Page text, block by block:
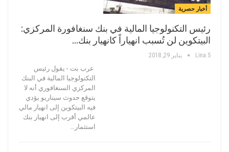
أخبار حصرية
رئيس التكنولوجيا المالية في بنك سنغافورة المركزي:
البيتكوين لن تُسبب انهياراً كانهيار بنك…
Lina.s يناير 29, 2018
عرب بت - يقول رئيس
التكنولوجيا المالية في البنك
المركزي السنغافوري أنه لا
يتوقع حدوث سيناريو يؤدي
فيه البيتكوين إلى انهيار مالي
عالمي أقرب إلى انهيار بنك
استثمار…